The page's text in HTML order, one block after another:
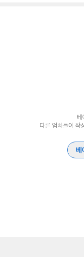
베
다른 엄빠들이 작
베